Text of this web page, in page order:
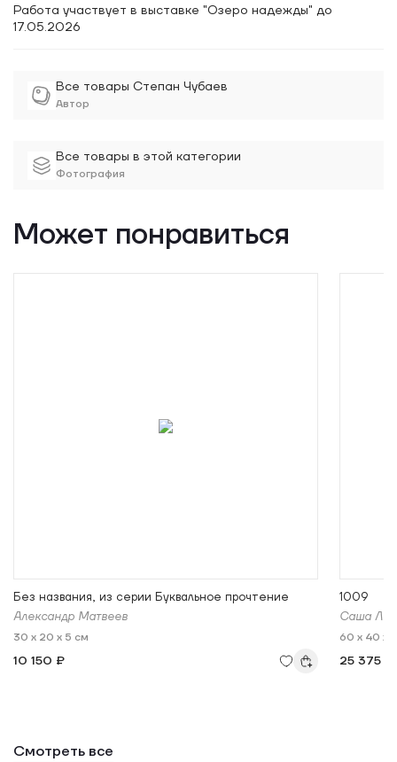
Все товары Степан Чубаев
Автор
Все товары в этой категории
Фотография
Работа участвует в выставке "Озеро надежды" до
17.05.2026
Может понравиться
Без названия, из серии Буквальное прочтение
Александр Матвеев
30 x 20 x 5 см
10 150 ₽
1009
Саша
60 x 40 x
25 375 ₽
Смотреть все